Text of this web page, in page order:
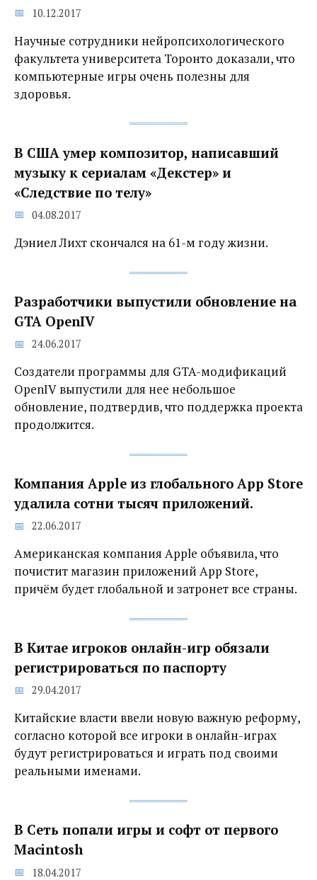
10.12.2017
Научные сотрудники нейропсихологического
факультета университета Торонто доказали, что
компьютерные игры очень полезны для
здоровья.
В США умер композитор, написавший
музыку к сериалам «Декстер» и
«Следствие по телу»
04.08.2017
Дэниел Лихт скончался на 61-м году жизни.
Разработчики выпустили обновление на
GTA OpenIV
24.06.2017
Создатели программы для GTA-модификаций
OpenIV выпустили для нее небольшое
обновление, подтвердив, что поддержка проекта
продолжится.
Компания Apple из глобального App Store
удалила сотни тысяч приложений.
22.06.2017
Американская компания Apple объявила, что
почистит магазин приложений App Store,
причём будет глобальной и затронет все страны.
В Китае игроков онлайн-игр обязали
регистрироваться по паспорту‍
29.04.2017
Китайские власти ввели новую важную реформу,
согласно которой все игроки в онлайн-играх
будут регистрироваться и играть под своими
реальными именами.
В Сеть попали игры и софт от первого
Macintosh
18.04.2017